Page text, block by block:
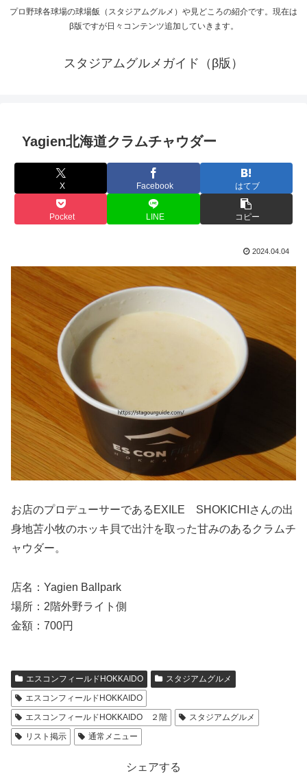
プロ野球各球場の球場飯（スタジアムグルメ）や見どころの紹介です。現在は
β版ですが日々コンテンツ追加していきます。
スタジアムグルメガイド（β版）
Yagien北海道クラムチャウダー
X Facebook はてブ
Pocket LINE コピー
2024.04.04
お店のプロデューサーであるEXILE SHOKICHIさんの出
身地苫小牧のホッキ貝で出汁を取った甘みのあるクラムチ
ャウダー。
店名：Yagien Ballpark
場所：2階外野ライト側
金額：700円
エスコンフィールドHOKKAIDO
スタジアムグルメ
エスコンフィールドHOKKAIDO
エスコンフィールドHOKKAIDO ２階
スタジアムグルメ
リスト掲示
通常メニュー
シェアする